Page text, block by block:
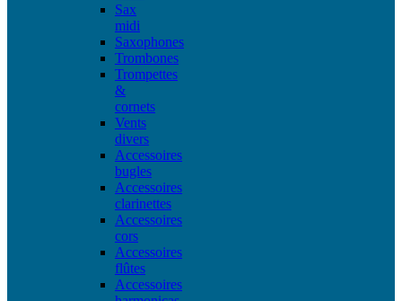
Sax
midi
Saxophones
Trombones
Trompettes
&
cornets
Vents
divers
Accessoires
bugles
Accessoires
clarinettes
Accessoires
cors
Accessoires
flûtes
Accessoires